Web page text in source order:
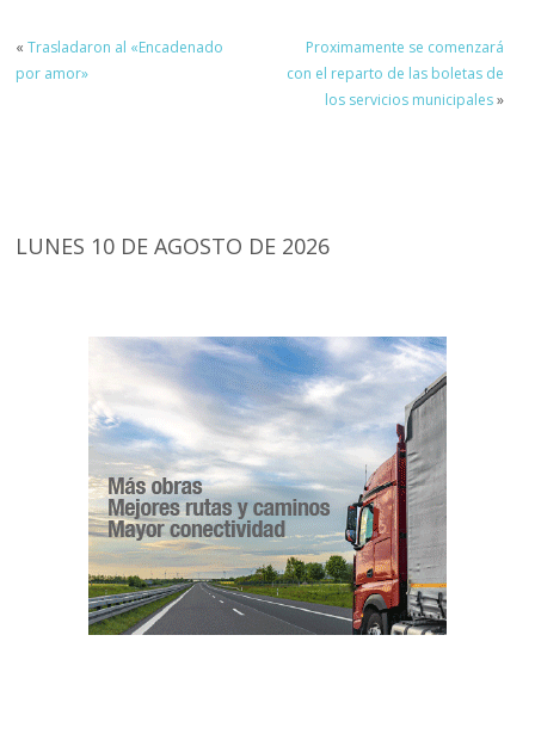
«Trasladaron al «Encadenado
por amor»
Proximamente se comenzará
con el reparto de las boletas de
los servicios municipales»
LUNES 10 DE AGOSTO DE 2026